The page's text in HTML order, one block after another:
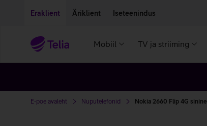
Eraklient Äriklient Iseteenindus
Mobiil TV ja striiming
E-poe avaleht Nuputelefonid Nokia 2660 Flip 4G sinine